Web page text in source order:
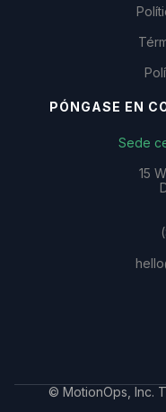
PÓNGASE EN
Sede
15
© MotionOps, Inc.